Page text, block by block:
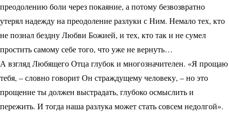
преодолению боли через покаяние, а потому безвозвратно
утерял надежду на преодоление разлуки с Ним. Немало тех, кто
не познал бездну Любви Божией, и тех, кто так и не сумел
простить самому себе того, что уже не вернуть…
А взгляд Любящего Отца глубок и многозначителен. «Я прощаю
тебя, – словно говорит Он страждущему человеку, – но это
прощение ты должен выстрадать, глубоко осмыслить и
пережить. И тогда наша разлука может стать совсем недолгой».